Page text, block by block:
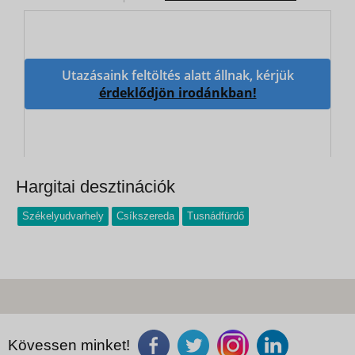
Utazásaink feltöltés alatt állnak, kérjük
érdeklődjön irodánkban!
Hargitai desztinációk
Székelyudvarhely Csíkszereda Tusnádfürdő
Kövessen minket!